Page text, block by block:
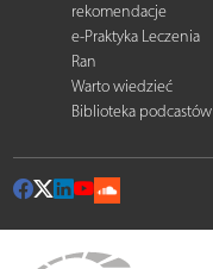
rekomendacje
e-Praktyka Leczenia
Ran
Warto wiedzieć
Biblioteka podcastów